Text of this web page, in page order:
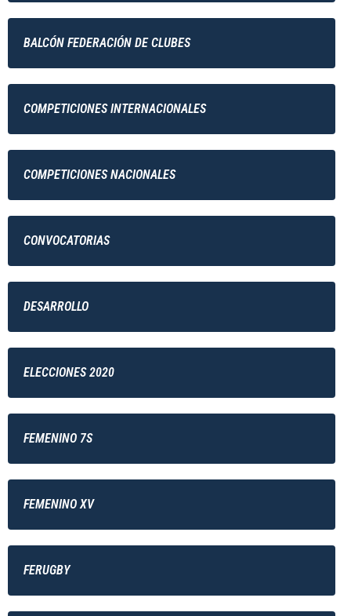
BALCÓN FEDERACIÓN DE CLUBES
COMPETICIONES INTERNACIONALES
COMPETICIONES NACIONALES
CONVOCATORIAS
DESARROLLO
ELECCIONES 2020
FEMENINO 7S
FEMENINO XV
FERUGBY